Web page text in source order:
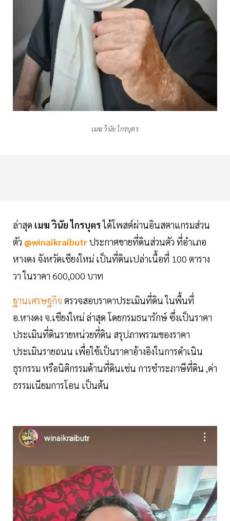
เมฆ วินัย ไกรบุตร
ล่าสุด เมฆ วินัย ไกรบุตรได้โพสต์ผ่านอินสตาแกรมส่วน
ตัว @winaikraibutrประกาศขายที่ดินส่วนตัว ที่อำเภอ
หางดง จังหวัดเชียงใหม่ เป็นที่ดินเปล่าเนื้อที่ 100 ตาราง
วา ในราคา 600,000 บาท
ฐานเศรษฐกิจ ตรวจสอบราคาประเมินที่ดิน ในพื้นที่
อ.หางดง จ.เชียงใหม่ ล่าสุด โดยกรมธนารักษ์ ซึ่งเป็นราคา
ประเมินที่ดินรายหน่วยที่ดิน สรุปภาพรวมของราคา
ประเมินรายถนน เพื่อใช้เป็นราคาอ้างอิงในการดำเนิน
ธุรกรรม หรือนิติกรรมด้านที่ดินเช่น การชำระภาษีที่ดิน ,ค่า
ธรรมเนียมการโอน เป็นต้น